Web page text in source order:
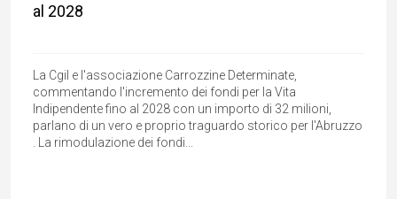
al 2028
La Cgil e l'associazione Carrozzine Determinate,
commentando l'incremento dei fondi per la Vita
Indipendente fino al 2028 con un importo di 32 milioni,
parlano di un vero e proprio traguardo storico per l'Abruzzo
. La rimodulazione dei fondi...